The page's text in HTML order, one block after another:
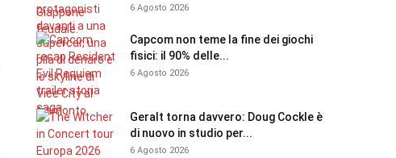
6 Agosto 2026
Capcom non teme la fine dei giochi
fisici: il 90% delle...
6 Agosto 2026
Geralt torna davvero: Doug Cockle è
di nuovo in studio per...
6 Agosto 2026